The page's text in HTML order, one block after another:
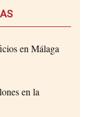
en Málaga
en la